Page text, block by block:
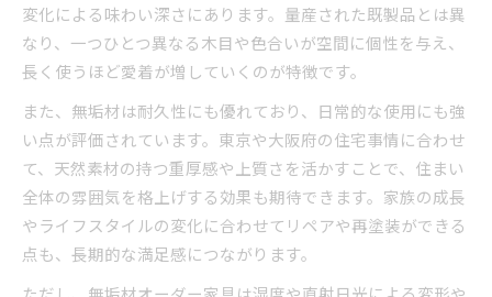
変化による味わい深さにあります。量産された既製品とは異
なり、一つひとつ異なる木目や色合いが空間に個性を与え、
長く使うほど愛着が増していくのが特徴です。
また、無垢材は耐久性にも優れており、日常的な使用にも強
い点が評価されています。東京や大阪府の住宅事情に合わせ
て、天然素材の持つ重厚感や上質さを活かすことで、住まい
全体の雰囲気を格上げする効果も期待できます。家族の成長
やライフスタイルの変化に合わせてリペアや再塗装ができる
点も、長期的な満足感につながります。